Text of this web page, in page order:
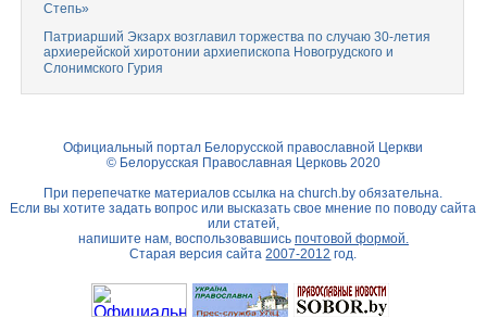
Степь»
Патриарший Экзарх возглавил торжества по случаю 30-летия
архиерейской хиротонии архиепископа Новогрудского и
Слонимского Гурия
Официальный портал Белорусской православной Церкви
© Белорусская Православная Церковь 2020
При перепечатке материалов ссылка наchurch.by обязательна.
Если вы хотите задать вопрос или высказать свое мнение по поводу сайта
или статей,
напишите нам, воспользовавшись почтовой формой.
Старая версия сайта2007-2012 год.